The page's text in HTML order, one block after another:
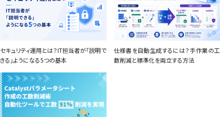
セキュリティ運用とは？IT担当者が「説明で
きる」ようになる5つの基本
仕様書を自動生成するには？手作業の工
数削減と標準化を両立する方法